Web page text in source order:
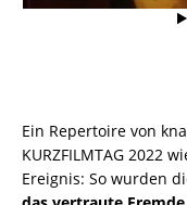
Ein Repertoire von
KURZFILMTAG 2022
Ereignis: So wurden